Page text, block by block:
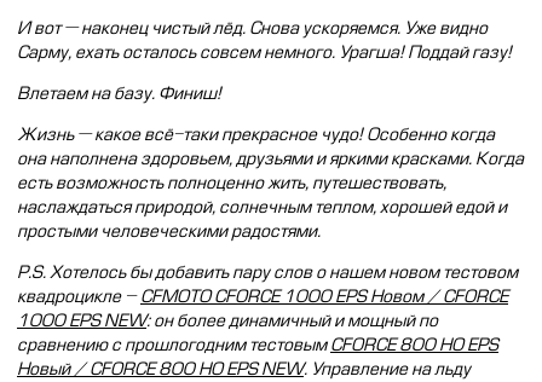
И вот — наконец чистый лёд. Снова ускоряемся. Уже видно
Сарму, ехать осталось совсем немного. Урагша! Поддай газу!
Влетаем на базу. Финиш!
Жизнь — какое всё-таки прекрасное чудо! Особенно когда
она наполнена здоровьем, друзьями и яркими красками. Когда
есть возможность полноценно жить, путешествовать,
наслаждаться природой, солнечным теплом, хорошей едой и
простыми человеческими радостями.
P.S. Хотелось бы добавить пару слов о нашем новом тестовом
квадроцикле –CFMOTO CFORCE 1000 EPS Новом / CFORCE
1000 EPS NEW: он более динамичный и мощный по
сравнению с прошлогодним тестовымCFORCE 800 HO EPS
Новый / CFORCE 800 HO EPS NEW. Управление на льду